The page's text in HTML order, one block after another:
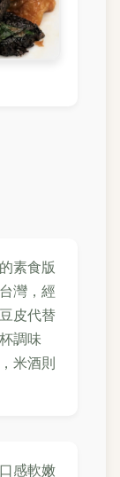
素食版
灣，經
皮代替
調味
米酒則
感軟嫩